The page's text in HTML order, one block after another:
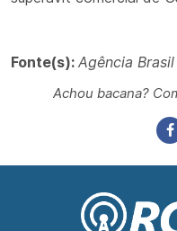
Fonte(s): Agência Brasil
Achou bacana?